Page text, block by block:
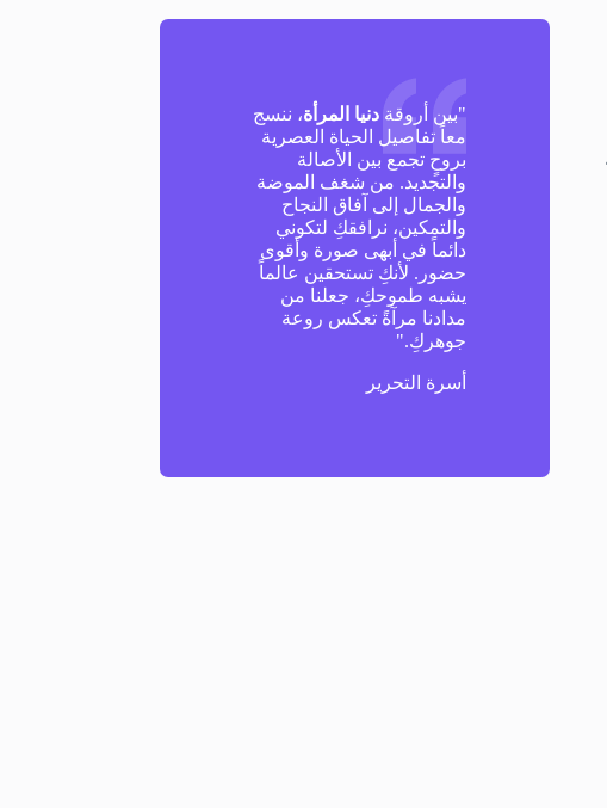
"بين أروقةدنيا المرأة، ننسج
معاً تفاصيل الحياة العصرية
بروحٍ تجمع بين الأصالة
والتجديد. من شغف الموضة
والجمال إلى آفاق النجاح
والتمكين، نرافقكِ لتكوني
دائماً في أبهى صورة وأقوى
حضور. لأنكِ تستحقين عالماً
يشبه طموحكِ، جعلنا من
مدادنا مرآةً تعكس روعة
جوهركِ."
أسرة التحرير